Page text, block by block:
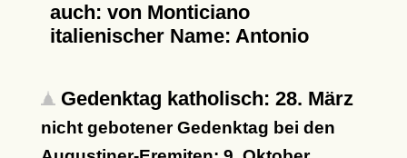
auch: von Monticiano
italienischer Name: Antonio
Gedenktag katholisch: 28. März
nicht gebotener Gedenktag bei den